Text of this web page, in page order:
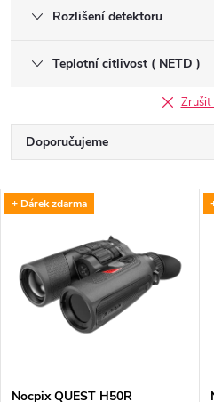
Rozlišení detektoru
Teplotní citlivost ( NETD )
Zrušit
Ř
a
e
Doporučujeme
Nejdražší
Nejprodávanější
Abecedně
V
ý
p
s
+ Dárek zdarma
Nocpix QUEST H50R